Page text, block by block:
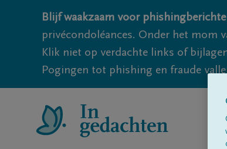
Blijf waakzaam voor
privécondoléances. Onder het mom
Klik niet op verdachte links of
Pogingen tot phishing en fraude